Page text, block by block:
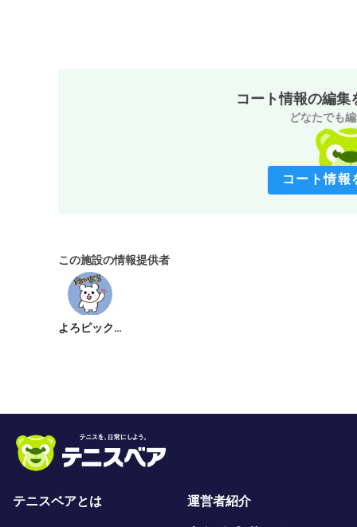
コート情報の編集
どなたでも
コート情報
この施設の情報提供者
よろピックル
テニスベアとは 運営者紹介